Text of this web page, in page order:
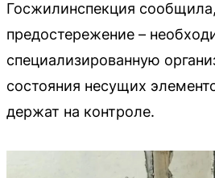
Госжилинспекция
предостережение –
специализированную
состояния несущих
держат на контроле.